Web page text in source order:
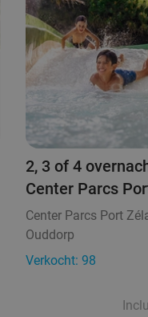
2, 3 of 4
Center Parcs
Center Parcs Port
Ouddorp
Verkocht: 98